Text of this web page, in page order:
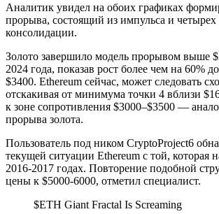
Аналитик увидел на обоих графиках
прорыва, состоящий из импульса и четырех
консолидации.
Золото завершило модель прорывом выше
2024 года, показав рост более чем на 60%
$3400. Ethereum сейчас, может следовать
отскакивая от минимума точки 4 вблизи
к зоне сопротивления $3000–$3500 —
прорыва золота.
Пользователь под ником CryptoProject6
текущей ситуации Ethereum с той, которая
2016-2017 годах. Повторение подобной
цены к $5000-6000, отметил специалист.
$ETH Giant Fractal Is Screaming